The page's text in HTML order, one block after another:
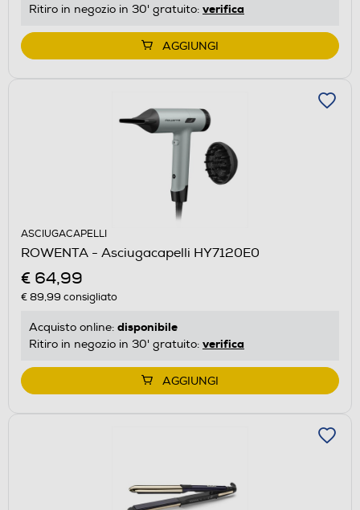
Ritiro in negozio in 30' gratuito: verifica
AGGIUNGI
ASCIUGACAPELLI
ROWENTA - Asciugacapelli HY7120E0
€ 64,99
€ 89,99 consigliato
Acquisto online: disponibile
Ritiro in negozio in 30' gratuito: verifica
AGGIUNGI